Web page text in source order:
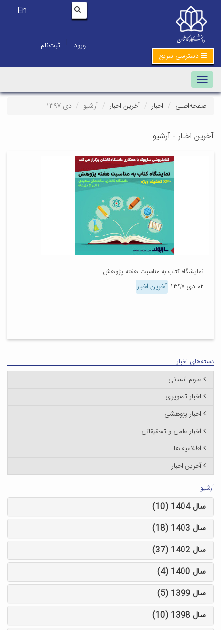
En
ورود | ثبت‌نام
دسترسی سریع
Toggle navigation
صفحه‌اصلی اخبار آخرین اخبار آرشیو دی ۱۳۹۷
آخرین اخبار - آرشیو
نمایشگاه کتاب به مناسبت هفته پژوهش
۰۲ دی ۱۳۹۷ آخرین اخبار
دسته‌های اخبار
علوم انسانی
اخبار تصویری
اخبار پژوهشی
اخبار علمی و تحقیقاتی
اطلاعیه ها
آخرین اخبار
آرشیو
سال 1404 (10)
سال 1403 (18)
سال 1402 (37)
سال 1400 (4)
سال 1399 (5)
سال 1398 (10)